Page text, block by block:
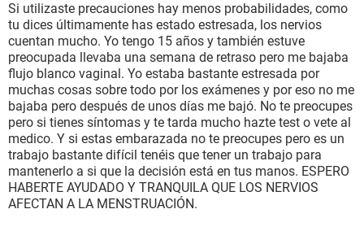
Si utilizaste precauciones hay menos probabilidades, como
tu dices últimamente has estado estresada, los nervios
cuentan mucho. Yo tengo 15 años y también estuve
preocupada llevaba una semana de retraso pero me bajaba
flujo blanco vaginal. Yo estaba bastante estresada por
muchas cosas sobre todo por los exámenes y por eso no me
bajaba pero después de unos días me bajó. No te preocupes
pero si tienes síntomas y te tarda mucho hazte test o vete al
medico. Y si estas embarazada no te preocupes pero es un
trabajo bastante difícil tenéis que tener un trabajo para
mantenerlo a si que la decisión está en tus manos. ESPERO
HABERTE AYUDADO Y TRANQUILA QUE LOS NERVIOS
AFECTAN A LA MENSTRUACIÓN.